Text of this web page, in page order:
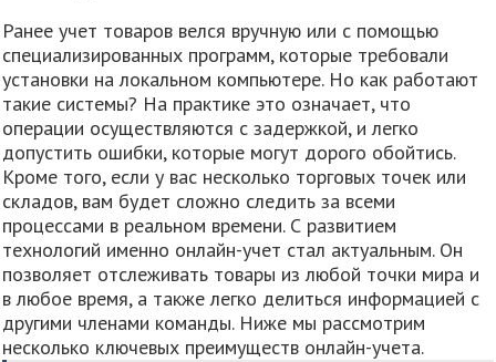
Ранее учет товаров велся вручную или с помощью
специализированных программ, которые требовали
установки на локальном компьютере. Но как работают
такие системы? На практике это означает, что
операции осуществляются с задержкой, и легко
допустить ошибки, которые могут дорого обойтись.
Кроме того, если у вас несколько торговых точек или
складов, вам будет сложно следить за всеми
процессами в реальном времени. С развитием
технологий именно онлайн-учет стал актуальным. Он
позволяет отслеживать товары из любой точки мира и
в любое время, а также легко делиться информацией с
другими членами команды. Ниже мы рассмотрим
несколько ключевых преимуществ онлайн-учета.